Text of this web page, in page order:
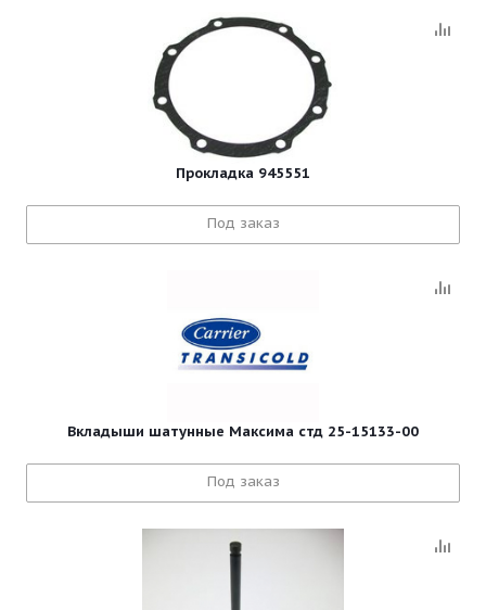
Прокладка 945551
Под заказ
Вкладыши шатунные Максима стд 25-15133-00
Под заказ